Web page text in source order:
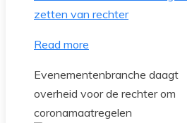
Read more
Evenementenbranche daagt
overheid voor de rechter om
coronamaatregelen